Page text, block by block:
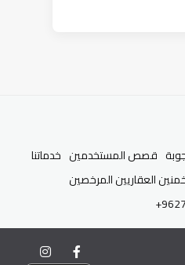
قصص المستخدمين خدماتنا
العقاريين المرخصين